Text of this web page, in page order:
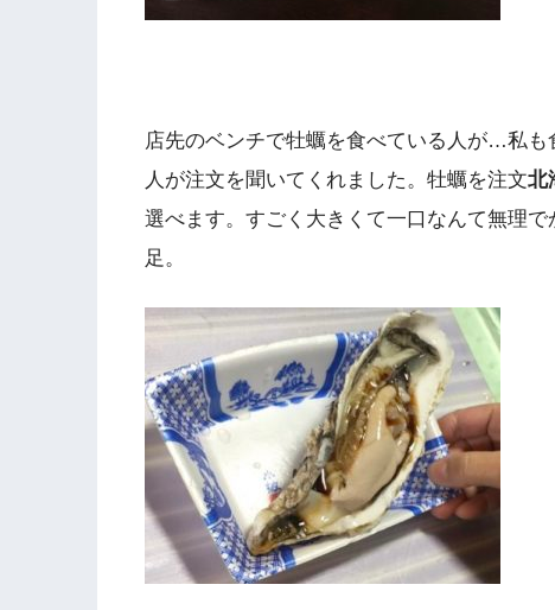
店先のベンチで牡蠣を食べている人が…私
人が注文を聞いてくれました。牡蠣を注文北
選べます。すごく大きくて一口なんて無理
足。